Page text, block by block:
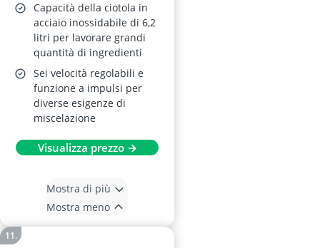
Capacità della ciotola in
acciaio inossidabile di 6,2
litri per lavorare grandi
quantità di ingredienti
Sei velocità regolabili e
funzione a impulsi per
diverse esigenze di
miscelazione
Visualizza prezzo →
Mostra di più
Mostra meno